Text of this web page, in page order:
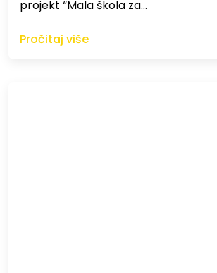
projekt “Mala škola za…
Pročitaj više